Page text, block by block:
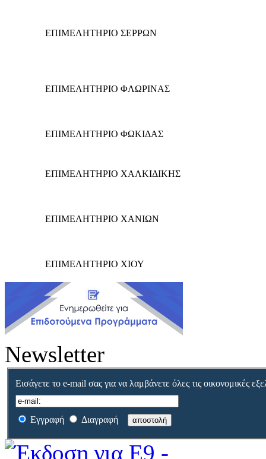
ΕΠΙΜΕΛΗΤΗΡΙΟ ΣΕΡΡΩΝ
ΕΠΙΜΕΛΗΤΗΡΙΟ ΦΛΩΡΙΝΑΣ
ΕΠΙΜΕΛΗΤΗΡΙΟ ΦΩΚΙΔΑΣ
ΕΠΙΜΕΛΗΤΗΡΙΟ ΧΑΛΚΙΔΙΚΗΣ
ΕΠΙΜΕΛΗΤΗΡΙΟ ΧΑΝΙΩΝ
ΕΠΙΜΕΛΗΤΗΡΙΟ ΧΙΟΥ
Newsletter
Εισάγετε το e-mail σας για να λαμβάνετε όλες τις οικονομικές
Εγγραφή Διαγραφή αποστολή